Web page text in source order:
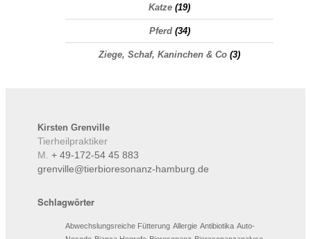
Katze (19)
Pferd(34)
Ziege, Schaf, Kaninchen & Co (3)
Kirsten Grenville
Tierheilpraktiker
M. + 49-172-54 45 883
grenville@tierbioresonanz-hamburg.de
Schlagwörter
Abwechslungsreiche Fütterung Allergie Antibiotika Auto-